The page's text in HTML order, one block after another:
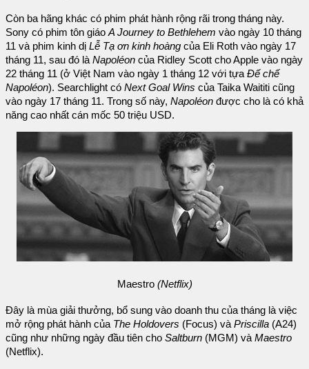
Còn ba hãng khác có phim phát hành rộng rãi trong tháng này.
Sony có phim tôn giáo A Journey to Bethlehem vào ngày 10 tháng
11 và phim kinh dị Lễ Tạ ơn kinh hoàng của Eli Roth vào ngày 17
tháng 11, sau đó là Napoléon của Ridley Scott cho Apple vào ngày
22 tháng 11 (ở Việt Nam vào ngày 1 tháng 12 với tựa Đế chế
Napoléon). Searchlight có Next Goal Wins của Taika Waititi cũng
vào ngày 17 tháng 11. Trong số này, Napoléon được cho là có khả
năng cao nhất cán mốc 50 triệu USD.
Maestro (Netflix)
Đây là mùa giải thưởng, bổ sung vào doanh thu của tháng là việc
mở rộng phát hành của The Holdovers (Focus) và Priscilla (A24)
cũng như những ngày đầu tiên cho Saltburn (MGM) và Maestro
(Netflix).